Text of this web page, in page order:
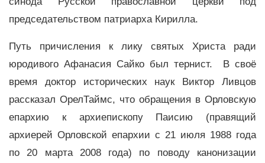
председательством патриарха Кирилла.
Путь причисления к лику святых Христа ради
юродивого Афанасия Сайко был тернист. В своё
время доктор исторических наук Виктор Ливцов
рассказал ОрелТаймс, что обращения в Орловскую
епархию к архиепископу Паисию (правящий
архиерей Орловской епархии с 21 июля 1988 года
по 20 марта 2008 года) по поводу канонизации